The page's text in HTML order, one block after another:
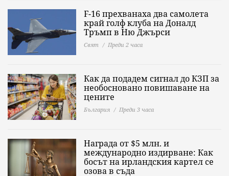
F-16 прехванаха два самолета
край голф клуба на Доналд
Тръмп в Ню Джърси
Свят Преди 2 часа
Как да подадем сигнал до КЗП за
необосновано повишаване на
цените
България Преди 3 часа
Награда от $5 млн. и
международно издирване: Как
босът на ирландския картел се
озова в съда